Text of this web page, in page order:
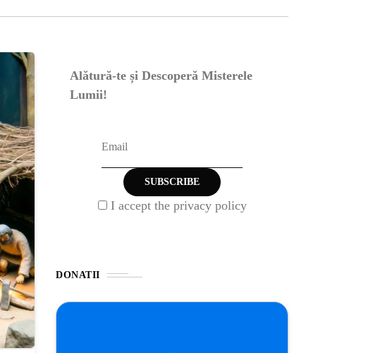
Alătură-te și Descoperă Misterele
Lumii!
I accept the privacy policy
DONATII